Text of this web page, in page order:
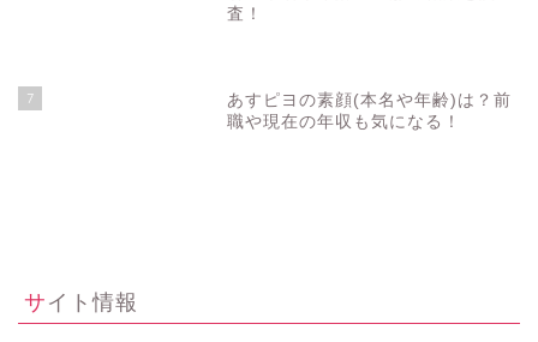
査！
7
あすピヨの素顔(本名や年齢)は？前
職や現在の年収も気になる！
サイト情報